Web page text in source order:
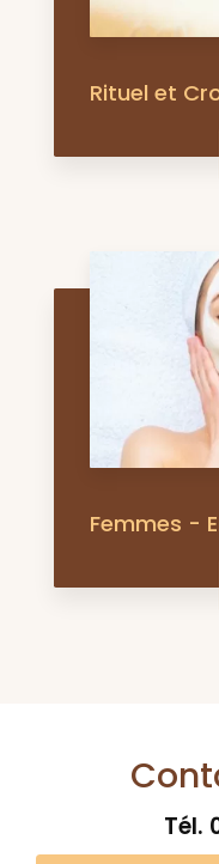
Rituel et
Femmes -
Tél.